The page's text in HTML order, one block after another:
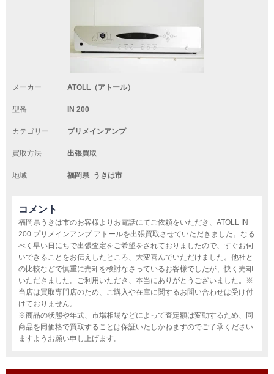
メーカー ATOLL（アトール）
型番 IN 200
カテゴリー プリメインアンプ
買取方法 出張買取
地域 福岡県 うきは市
コメント
福岡県うきは市のお客様よりお電話にてご依頼をいただき、ATOLL IN
200 プリメインアンプ アトールを出張買取させていただきました。なる
べく早い日にちで出張査定をご希望をされておりましたので、すぐお伺
いできることをお伝えしたところ、大変喜んでいただけました。他社と
の比較などで慎重に売却を検討なさっているお客様でしたが、快く売却
いただきました。ご利用いただき、本当にありがとうございました。※
当店は買取専門店のため、ご購入や在庫に関するお問い合わせは受け付
けておりません。
※商品の状態や年式、市場相場などによって査定額は変動するため、同
商品を同価格で買取することは保証いたしかねますのでご了承ください
ますようお願い申し上げます。